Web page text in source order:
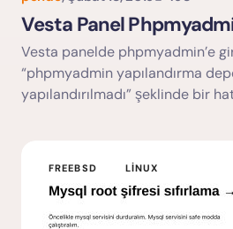
Yorumu
Vesta Panel
Vesta panelde phpmyadmin’e
“phpmyadmin yapılandırma
yapılandırılmadı” şeklinde bir
FREEBSD LINUX